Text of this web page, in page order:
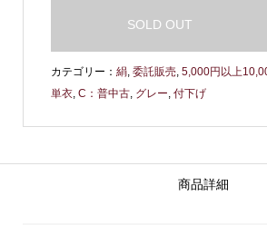
SOLD OUT
カテゴリー： 絹, 委託販売, 5,000円以上
単衣, C：普中古, グレー, 付下げ
商品詳細